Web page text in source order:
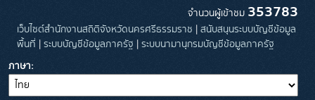
จำนวนผู้เข้าชม 353783
เว็บไซต์สำนักงานสถิติจังหวัดนครศรีธรรมราช | สนับสนุนระบบบัญชีข้อมูล
พื้นที่ | ระบบบัญชีข้อมูลภาครัฐ | ระบบนามานุกรมบัญชีข้อมูลภาครัฐ
ภาษา